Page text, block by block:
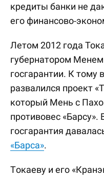
кредиты банки не
его финансово-
Летом 2012 года
губернатором
госгарантии. К тому
развалился проект
который Мень с
противовес «Барсу».
госгарантия
«Барса».
Токаеву и его